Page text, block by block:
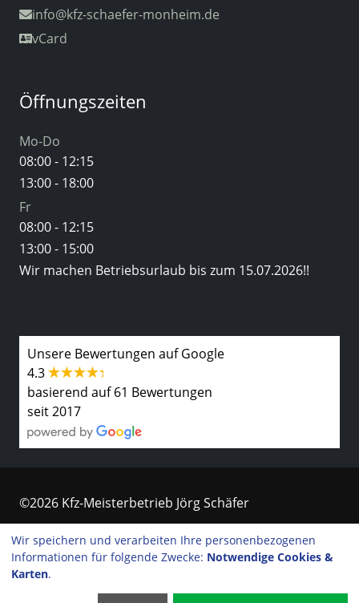
info@kfz-schaefer-monheim.de
vCard
Öffnungszeiten
Mo-Do
08:00 - 12:15
13:00 - 18:00
Fr
08:00 - 12:15
13:00 - 15:00
Wir machen Betriebsurlaub bis zum 15.07.2026!!
Unsere Bewertungen auf Google
4.3
basierend auf 61 Bewertungen
seit 2017
©2026 Kfz-Meisterbetrieb Jörg Schäfer
Kontakt
Impressum
Datenschutzerklärung
Wir speichern und verarbeiten Ihre personenbezogenen
Informationen für folgende Zwecke: Notwendige Cookies &
Karten.